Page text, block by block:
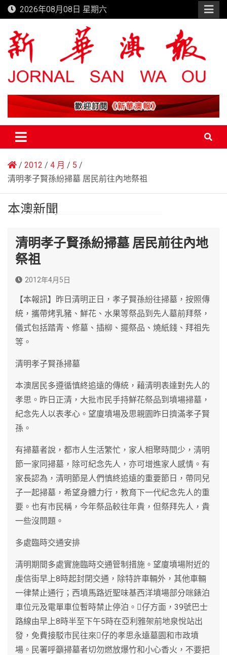
Skip
to
content
2026年08月08日 星期六
新華澳報
2012 4 月
5
清明孝子賢孫紛掃墓 居民前往內地祭祖
本澳新聞
清明孝子賢孫紛掃墓 居民前往內地
祭祖
2012年4月5日
【本報訊】昨日清明正日，孝子賢孫紛往掃墓，按照傳
統，攜帶烤乳豬、鮮花、水果等祭品到先人墓前拜祭，
儀式包括踏青、修墓、插柳、擺祭品、燒紙錢、拜祖先
等。
清明孝子賢孫掃墓
本澳居民多遵循慎終追遠的傳統，藉清明表達對先人的
孝思。昨日正清，大批市民手持鮮花祭品到墳場掃墓，
紀念先人以表孝心。望廈墳場及思親園昨日擠滿孝子賢
孫。
有掃墓者說，都市人生活繁忙，家人相聚時間少，清明
節一家同掃墓，除可紀念先人，亦可增進家人感情。有
家長認為，清明節是人們慎終追遠的重要節日，帶同兒
子一起掃墓，希望身體力行，教育下一代紀念先人的重
要。也有市民稱，今年祭品較往年貴，但祭拜先人，貴
一些沒問題。
多處臨時交通安排
清明期間多處實施臨時交通管制措施。望廈墳場附近的
虔信街早上8時起封閉交通，除特許車輛外，其他車輛
一律禁止通行；西墳馬路近聖味基西洋墳場部分咪錶泊
車位元及電單車位暫時禁止停泊。仔方面，39號巴士
路線由早上8時半至下午5時在亞利雅架前地泉悅站出
發，免費接駁市民往來仔的孝思永遠墓園和市政墳
場。民署呼籲掃墓者切勿燃放爆竹和小心香火，不要把